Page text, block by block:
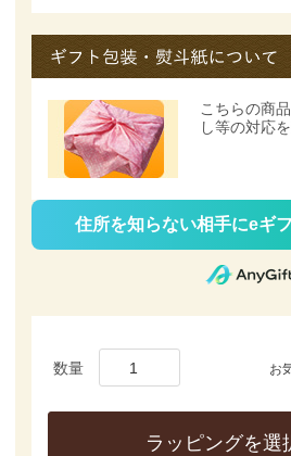
こちらの商品
し等の対応
住所を知らない相手にeギ
お
ラッピングを選